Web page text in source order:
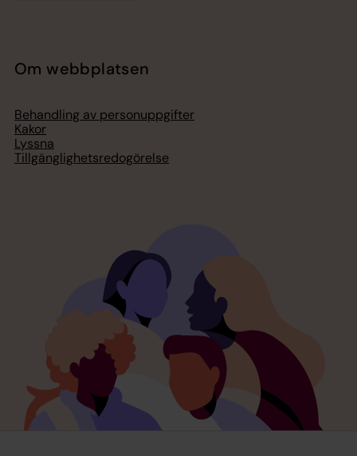
Om webbplatsen
Behandling av personuppgifter
Kakor
Lyssna
Tillgänglighetsredogörelse